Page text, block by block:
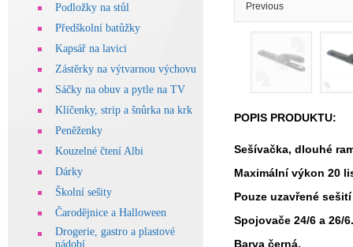
Podložky na stůl
Předškolní batůžky
Kapsář na lavici
Zástěrky na výtvarnou výchovu
Sáčky na obuv a pytle na TV
Klíčenky, strip a šnůrka na krk
Peněženky
Kouzelné čtení Albi
Dárky
Školní sešity
Čarodějnice a Halloween
Drogerie, gastro a plastové
nádobí
Previous
POPIS PRODUKTU:
Sešívačka, dlouhé
Maximální výkon 20
Pouze uzavřené
Spojovače 24/6 a 26/6.
Barva černá.